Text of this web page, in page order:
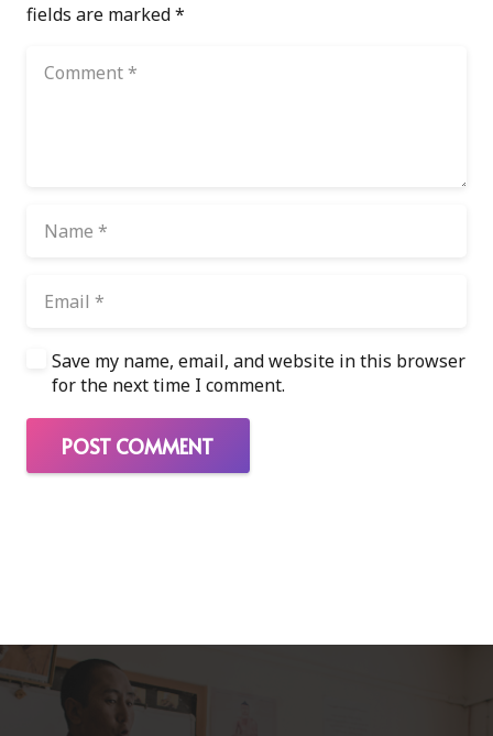
fields are marked*
Save my name, email, and website in this browser
for the next time I comment.
POST COMMENT